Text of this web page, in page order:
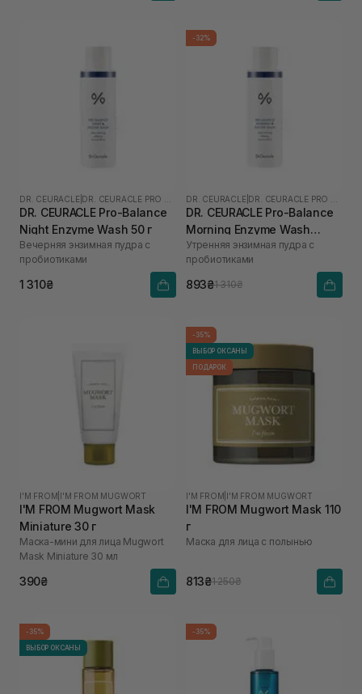
DR. CEURACLE
DR. CEURACLE Pro-Balance
Night Enzyme Wash 50 г
Вечерняя энзимная пудра с
пробиотиками
1 310₴
-32%
DR. CEURACLE
DR. CEURACLE Pro-Balance
Morning Enzyme Wash
(термін до 01.27р.) 50 г
Утренняя энзимная пудра с
пробиотиками
893₴1 310₴
I'M FROM I'M FROM MUGWORT
I'M FROM Mugwort Mask
Miniature 30 г
Маска-мини для лица Mugwort
Mask Miniature 30 мл
390₴
-35%
ВЫБОР ОКСАНЫ
ПОДАРОК
I'M FROM I'M FROM MUGWORT
I'M FROM Mugwort Mask 110
г
Маска для лица с полынью
813₴1 250₴
-35%
ВЫБОР ОКСАНЫ
-35%